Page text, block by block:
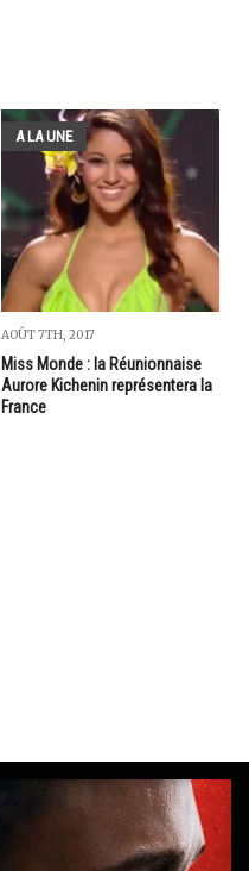
A LA UNE
AOÛT 7TH, 2017
Miss Monde : la Réunionnaise
Aurore Kichenin représentera la
France